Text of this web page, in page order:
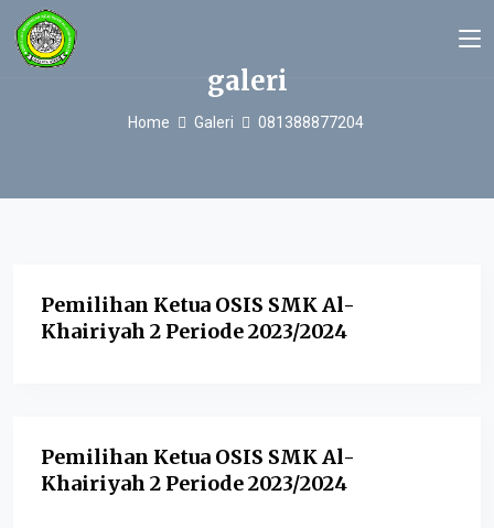
galeri
Home Galeri 081388877204
Pemilihan Ketua OSIS SMK Al-
Khairiyah 2 Periode 2023/2024
Pemilihan Ketua OSIS SMK Al-
Khairiyah 2 Periode 2023/2024